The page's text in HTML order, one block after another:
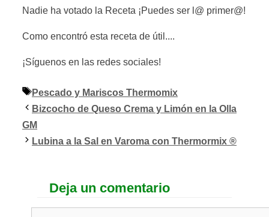
Nadie ha votado la Receta ¡Puedes ser l@ primer@!
Como encontró esta receta de útil....
¡Síguenos en las redes sociales!
Etiquetas
Pescado y Mariscos Thermomix
Bizcocho de Queso Crema y Limón en la Olla
GM
Lubina a la Sal en Varoma con Thermormix ®
Deja un comentario